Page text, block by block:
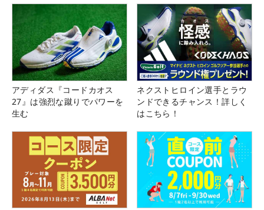
アディダス『コードカオス
27』は強烈な蹴りでパワーを
生む
ネクストヒロイン選手とラウ
ンドできるチャンス！詳しく
はこちら！